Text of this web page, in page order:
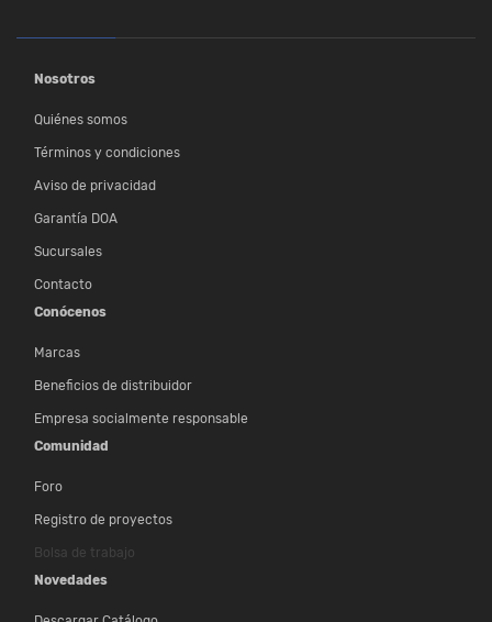
Nosotros
Quiénes somos
Términos y condiciones
Aviso de privacidad
Garantía DOA
Sucursales
Contacto
Conócenos
Marcas
Beneficios de distribuidor
Empresa socialmente responsable
Comunidad
Foro
Registro de proyectos
Bolsa de trabajo
Novedades